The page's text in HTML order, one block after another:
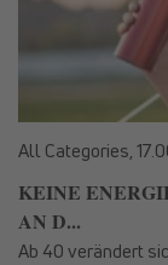
All Categories,
KEINE
AN D...
Ab 40 verändert